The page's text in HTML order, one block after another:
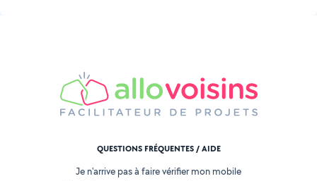
QUESTIONS FRÉQUENTES / AIDE
Je n'arrive pas à faire vérifier mon mobile